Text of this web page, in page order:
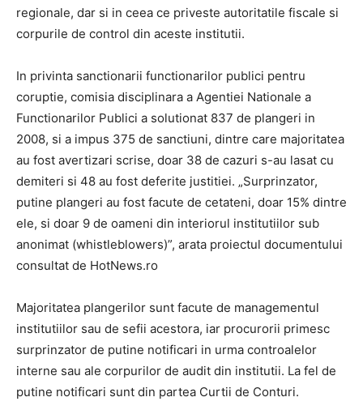
regionale, dar si in ceea ce priveste autoritatile fiscale si
corpurile de control din aceste institutii.
In privinta sanctionarii functionarilor publici pentru
coruptie, comisia disciplinara a Agentiei Nationale a
Functionarilor Publici a solutionat 837 de plangeri in
2008, si a impus 375 de sanctiuni, dintre care majoritatea
au fost avertizari scrise, doar 38 de cazuri s-au lasat cu
demiteri si 48 au fost deferite justitiei. „Surprinzator,
putine plangeri au fost facute de cetateni, doar 15% dintre
ele, si doar 9 de oameni din interiorul institutiilor sub
anonimat (whistleblowers)”, arata proiectul documentului
consultat de HotNews.ro
Majoritatea plangerilor sunt facute de managementul
institutiilor sau de sefii acestora, iar procurorii primesc
surprinzator de putine notificari in urma controalelor
interne sau ale corpurilor de audit din institutii. La fel de
putine notificari sunt din partea Curtii de Conturi.